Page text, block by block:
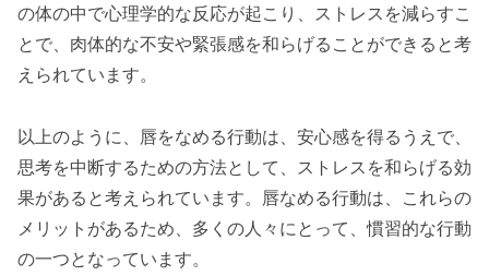
の体の中で心理学的な反応が起こり、ストレスを減らすこ
とで、肉体的な不安や緊張感を和らげることができると考
えられています。
以上のように、唇をなめる行動は、安心感を得るうえで、
思考を中断するための方法として、ストレスを和らげる効
果があると考えられています。唇なめる行動は、これらの
メリットがあるため、多くの人々にとって、慣習的な行動
の一つとなっています。